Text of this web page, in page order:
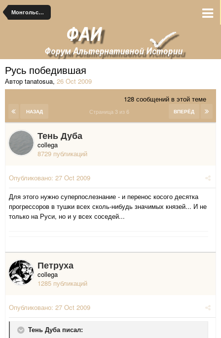
Монгольские альтернативы
Русь победившая
Автор tanatosua, 26 Oct 2009
128 сообщений в этой теме
НАЗАД ВПЕРЁД
Страница 3 из 6
Тень Дуба
collega
8729 публикаций
Опубликовано: 27 Oct 2009
Для этого нужно суперпослезнание - и перенос косого десятка
прогрессоров в тушки всех сколь-нибудь значимых князей... И не
только на Руси, но и у всех соседей...
Петруха
collega
1285 публикаций
Опубликовано: 27 Oct 2009
Тень Дуба писал: